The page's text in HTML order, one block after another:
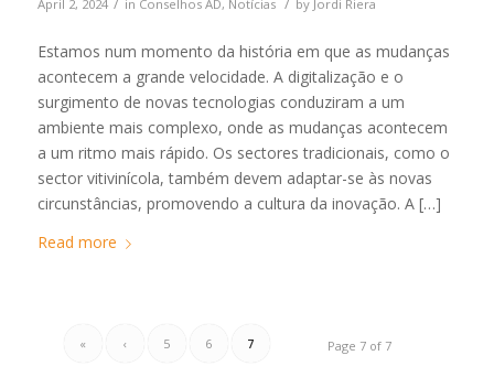
April 2, 2024 / in Conselhos AD, Notícias / by Jordi Riera
Estamos num momento da história em que as mudanças
acontecem a grande velocidade. A digitalização e o
surgimento de novas tecnologias conduziram a um
ambiente mais complexo, onde as mudanças acontecem
a um ritmo mais rápido. Os sectores tradicionais, como o
sector vitivinícola, também devem adaptar-se às novas
circunstâncias, promovendo a cultura da inovação. A […]
Read more
Page 7 of 7
« ‹ 5 6 7